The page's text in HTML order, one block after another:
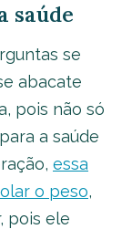
saúde
se
abacate
pois não só
a saúde
essa
o peso,
pois ele